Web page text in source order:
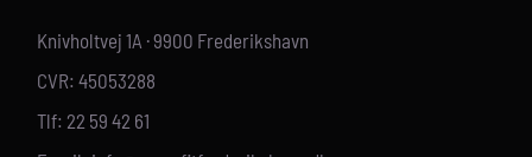
Knivholtvej 1A · 9900 Frederikshavn
CVR: 45053288
Tlf: 22 59 42 61